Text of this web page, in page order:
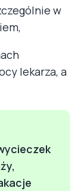
w
lekarza, a